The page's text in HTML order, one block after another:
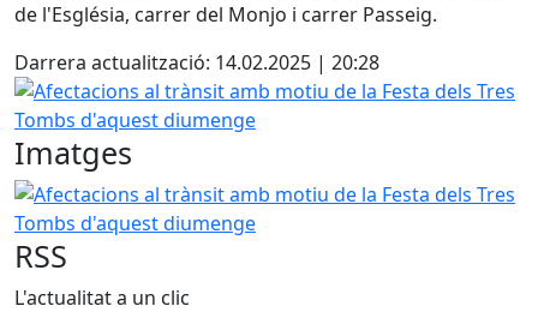
de l'Església, carrer del Monjo i carrer Passeig.
Darrera actualització: 14.02.2025 | 20:28
Afectacions al trànsit amb motiu de la Festa dels Tres
Imatges
Afectacions al trànsit amb motiu de la Festa dels Tres
RSS
L'actualitat a un clic